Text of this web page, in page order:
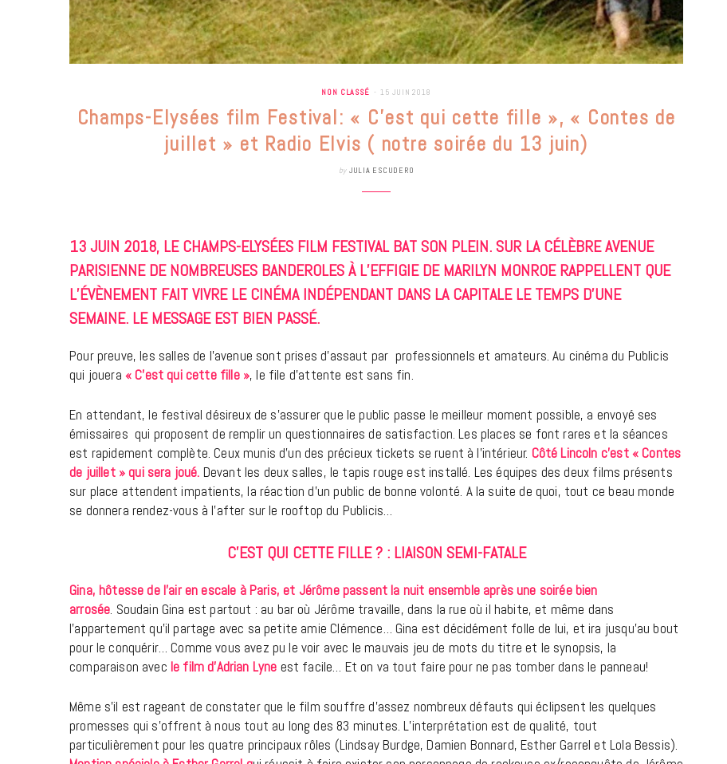
NON CLASSÉ 15 JUIN 2018
Champs-Elysées film Festival: « C’est qui cette fille », « Contes de
juillet » et Radio Elvis ( notre soirée du 13 juin)
by JULIA ESCUDERO
13 JUIN 2018, LE CHAMPS-ELYSÉES FILM FESTIVALBAT SON PLEIN. SUR LA CÉLÈBRE AVENUE
PARISIENNE DE NOMBREUSES BANDEROLES À L’EFFIGIE DE MARILYN MONROE RAPPELLENT QUE
L’ÉVÈNEMENT FAIT VIVRE LE CINÉMA INDÉPENDANT DANS LA CAPITALE LE TEMPS D’UNE
SEMAINE. LE MESSAGE EST BIEN PASSÉ.
Pour preuve, les salles de l’avenue sont prises d’assaut par professionnels et amateurs. Au cinéma du Publicis
qui jouera « C’est qui cette fille », le file d’attente est sans fin.
En attendant, le festival désireux de s’assurer que le public passe le meilleur moment possible, a envoyé ses
émissaires qui proposent de remplir un questionnaires de satisfaction. Les places se font rares et la séances
est rapidement complète. Ceux munis d’un des précieux tickets se ruent à l’intérieur. Côté Lincoln c’est « Contes
de juillet » qui sera joué. Devant les deux salles, le tapis rouge est installé. Les équipes des deux films présents
sur place attendent impatients, la réaction d’un public de bonne volonté. A la suite de quoi, tout ce beau monde
se donnera rendez-vous à l’after sur le rooftop du Publicis…
C’EST QUI CETTE FILLE ? : LIAISON SEMI-FATALE
Gina, hôtesse de l’air en escale à Paris, et Jérôme passent la nuit ensemble après une soirée bien
arrosée. Soudain Gina est partout : au bar où Jérôme travaille, dans la rue où il habite, et même dans
l’appartement qu’il partage avec sa petite amie Clémence… Gina est décidément folle de lui, et ira jusqu’au bout
pour le conquérir… Comme vous avez pu le voir avec le mauvais jeu de mots du titre et le synopsis, la
comparaison avec le film d’Adrian Lyne est facile… Et on va tout faire pour ne pas tomber dans le panneau!
Même s’il est rageant de constater que le film souffre d’assez nombreux défauts qui éclipsent les quelques
promesses qui s’offrent à nous tout au long des 83 minutes. L’interprétation est de qualité, tout
particulièrement pour les quatre principaux rôles (Lindsay Burdge, Damien Bonnard, Esther Garrel et Lola Bessis).
BONS PLANS
concerts, expos, kart, aéroplume…
MUSIQUE
dévoile « Beaches In Tennessee »
18 JUILLET 2026